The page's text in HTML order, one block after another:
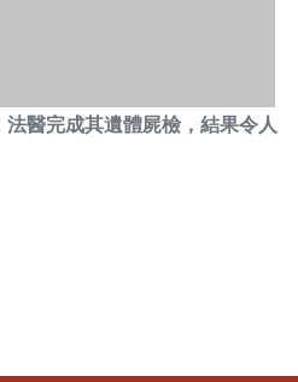
醫完成其遺體屍檢，結果令人